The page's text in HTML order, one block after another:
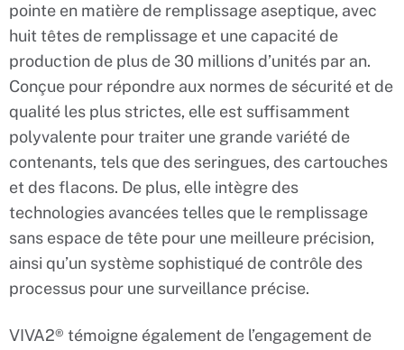
pointe en matière de remplissage aseptique, avec
huit têtes de remplissage et une capacité de
production de plus de 30 millions d’unités par an.
Conçue pour répondre aux normes de sécurité et de
qualité les plus strictes, elle est suffisamment
polyvalente pour traiter une grande variété de
contenants, tels que des seringues, des cartouches
et des flacons. De plus, elle intègre des
technologies avancées telles que le remplissage
sans espace de tête pour une meilleure précision,
ainsi qu’un système sophistiqué de contrôle des
processus pour une surveillance précise.
VIVA2® témoigne également de l’engagement de